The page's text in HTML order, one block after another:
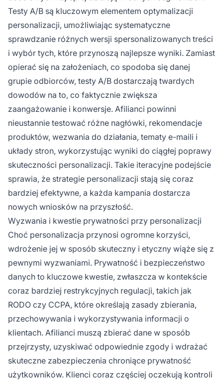
Testy A/B są kluczowym elementem optymalizacji
personalizacji, umożliwiając systematyczne
sprawdzanie różnych wersji spersonalizowanych treści
i wybór tych, które przynoszą najlepsze wyniki. Zamiast
opierać się na założeniach, co spodoba się danej
grupie odbiorców, testy A/B dostarczają twardych
dowodów na to, co faktycznie zwiększa
zaangażowanie i konwersje. Afilianci powinni
nieustannie testować różne nagłówki, rekomendacje
produktów, wezwania do działania, tematy e-maili i
układy stron, wykorzystując wyniki do ciągłej poprawy
skuteczności personalizacji. Takie iteracyjne podejście
sprawia, że strategie personalizacji stają się coraz
bardziej efektywne, a każda kampania dostarcza
nowych wniosków na przyszłość.
Wyzwania i kwestie prywatności przy personalizacji
Choć personalizacja przynosi ogromne korzyści,
wdrożenie jej w sposób skuteczny i etyczny wiąże się z
pewnymi wyzwaniami. Prywatność i bezpieczeństwo
danych to kluczowe kwestie, zwłaszcza w kontekście
coraz bardziej restrykcyjnych regulacji, takich jak
RODO czy CCPA, które określają zasady zbierania,
przechowywania i wykorzystywania informacji o
klientach. Afilianci muszą zbierać dane w sposób
przejrzysty, uzyskiwać odpowiednie zgody i wdrażać
skuteczne zabezpieczenia chroniące prywatność
użytkowników. Klienci coraz częściej oczekują kontroli